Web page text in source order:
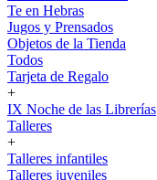
Te en Hebras
Jugos y Prensados
Objetos de la Tienda
Todos
Tarjeta de Regalo
+
IX Noche de las Librerías
Talleres
+
Talleres infantiles
Talleres juveniles